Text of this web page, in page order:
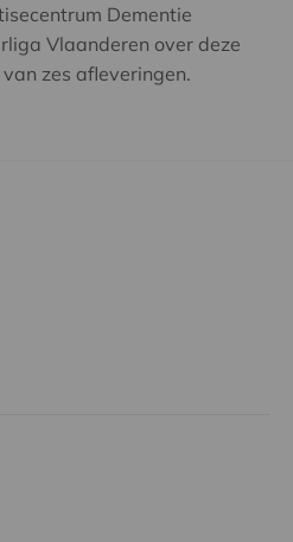
Dementie
Vlaanderen over deze
zes afleveringen.